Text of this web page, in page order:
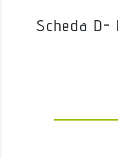
Scheda D-